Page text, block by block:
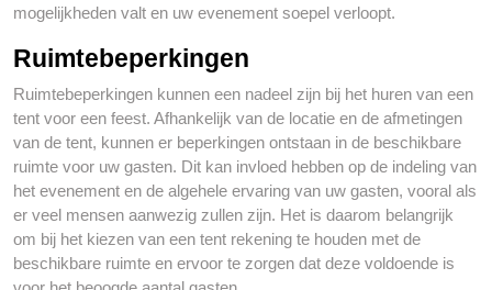
mogelijkheden valt en uw evenement soepel verloopt.
Ruimtebeperkingen
Ruimtebeperkingen kunnen een nadeel zijn bij het huren van een
tent voor een feest. Afhankelijk van de locatie en de afmetingen
van de tent, kunnen er beperkingen ontstaan in de beschikbare
ruimte voor uw gasten. Dit kan invloed hebben op de indeling van
het evenement en de algehele ervaring van uw gasten, vooral als
er veel mensen aanwezig zullen zijn. Het is daarom belangrijk
om bij het kiezen van een tent rekening te houden met de
beschikbare ruimte en ervoor te zorgen dat deze voldoende is